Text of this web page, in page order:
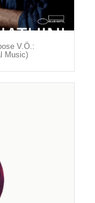
V.Ö.:
Music)